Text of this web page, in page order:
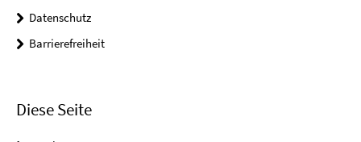
Datenschutz
Barrierefreiheit
Diese Seite